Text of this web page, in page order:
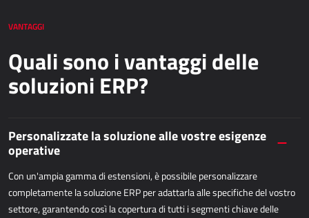
APPLICAZIONI WEB
AllForEcommerce
AllForWeb
Portali B2B
Siti web di presentazione
MPR – PRODUZIONE
Dynamics 365 Business Central
aumentate la vostra competitività, soddisfate i vostri dipendenti e
concorrenti.
VANTAGGI
Quali sono i vantaggi delle
soluzioni ERP?
Personalizzate la soluzione alle vostre esigenze
operative
Con un'ampia gamma di estensioni, è possibile personalizzare
completamente la soluzione ERP per adattarla alle specifiche del vostro
settore, garantendo così la copertura di tutti i segmenti chiave delle